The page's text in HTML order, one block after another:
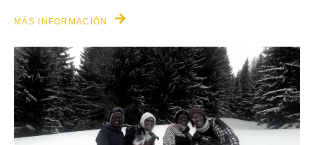
MÁS INFORMACIÓN